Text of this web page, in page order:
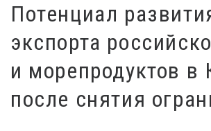
Потенциал
экспорта
и морепродуктов в
после снятия